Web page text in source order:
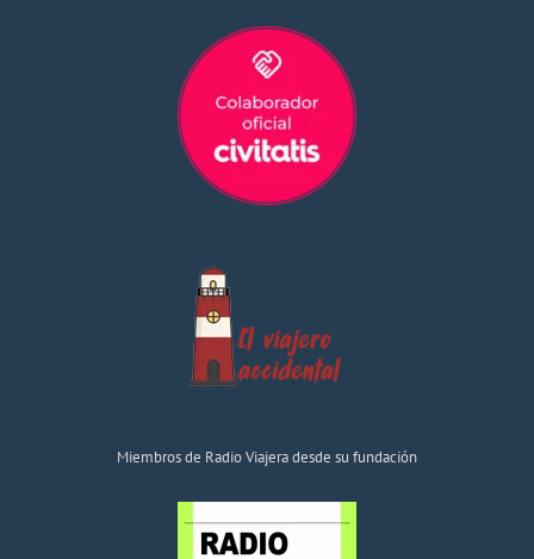
Miembros de Radio Viajera desde su fundación